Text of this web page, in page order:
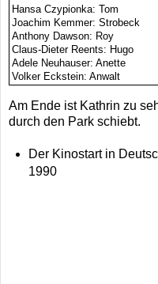
Hansa Czypionka: Tom
Joachim Kemmer: Strobeck
Anthony Dawson: Roy
Claus-Dieter Reents: Hugo
Adele Neuhauser: Anette
Volker Eckstein: Anwalt
Am Ende ist Kathrin zu
durch den Park schiebt.
Der Kinostart in
1990